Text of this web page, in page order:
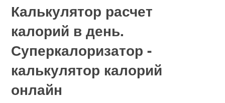
Калькулятор расчет
калорий в день.
Суперкалоризатор -
калькулятор калорий
онлайн